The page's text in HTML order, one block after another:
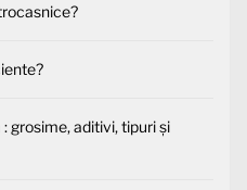
grosime, aditivi, tipuri și